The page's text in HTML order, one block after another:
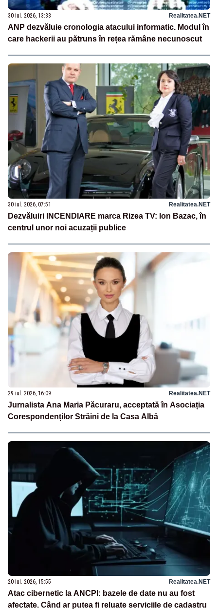
30 iul. 2026, 13:33 Realitatea.NET
ANP dezvăluie cronologia atacului informatic. Modul în
care hackerii au pătruns în rețea rămâne necunoscut
30 iul. 2026, 07:51 Realitatea.NET
Dezvăluiri INCENDIARE marca Rizea TV: Ion Bazac, în
centrul unor noi acuzații publice
29 iul. 2026, 16:09 Realitatea.NET
Jurnalista Ana Maria Păcuraru, acceptată în Asociația
Corespondenților Străini de la Casa Albă
20 iul. 2026, 15:55 Realitatea.NET
Atac cibernetic la ANCPI: bazele de date nu au fost
afectate. Când ar putea fi reluate serviciile de cadastru